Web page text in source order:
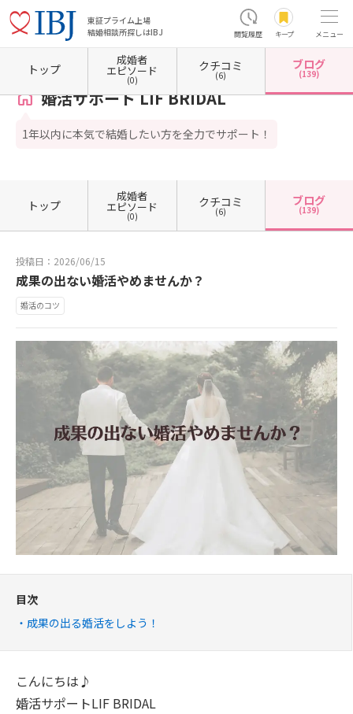
東証プライム上場
結婚相談所探しはIBJ
閲覧履歴 キープ メニュー
ホーム 岐阜県の結婚相談所 岐阜県岐阜市 婚活サポート LIF BRIDAL カウンセラーブ
婚活サポート LIF BRIDAL
1年以内に本気で結婚したい方を全力でサポート！
トップ
成婚者
エピソード
(0)
クチコミ
(6)
ブログ
(139)
トップ
成婚者
エピソード
(0)
クチコミ
(6)
ブログ
(139)
投稿日：2026/06/15
成果の出ない婚活やめませんか？
婚活のコツ
目次
成果の出る婚活をしよう！
こんにちは♪
婚活サポートLIF BRIDAL